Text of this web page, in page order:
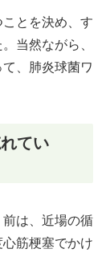
とを決め、す
当然ながら、
、肺炎球菌ワ
てい
は、近場の循
筋梗塞でかけ